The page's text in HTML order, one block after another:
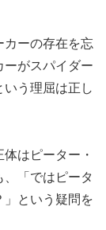
カーの存在を忘
ーがスパイダー
う理屈は正し
はピーター・
「ではピータ
」という疑問を